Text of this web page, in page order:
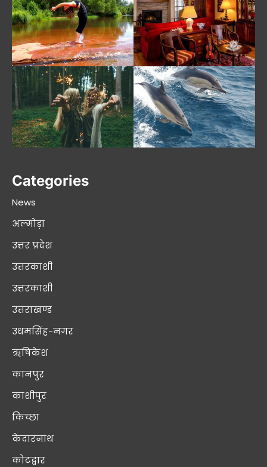
Categories
News
अल्मोड़ा
उत्तर प्रदेश
उत्तरकाशी
उत्तरकाशी
उत्तराखण्ड
उधमसिंह-नगर
ऋषिकेश
कानपुर
काशीपुर
किच्छा
केदारनाथ
कोटद्वार